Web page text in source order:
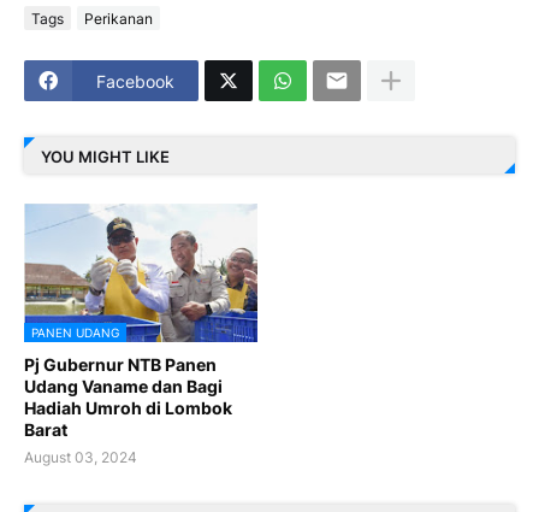
Tags Perikanan
Facebook
YOU MIGHT LIKE
PANEN UDANG
Pj Gubernur NTB Panen
Udang Vaname dan Bagi
Hadiah Umroh di Lombok
Barat
August 03, 2024